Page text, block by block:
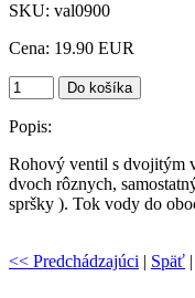
SKU: val0900
Cena: 19.90 EUR
Popis:
Rohový ventil s dvojitým
dvoch rôznych,
spršky ). Tok vody do
<< Predchádzajúci | Späť |